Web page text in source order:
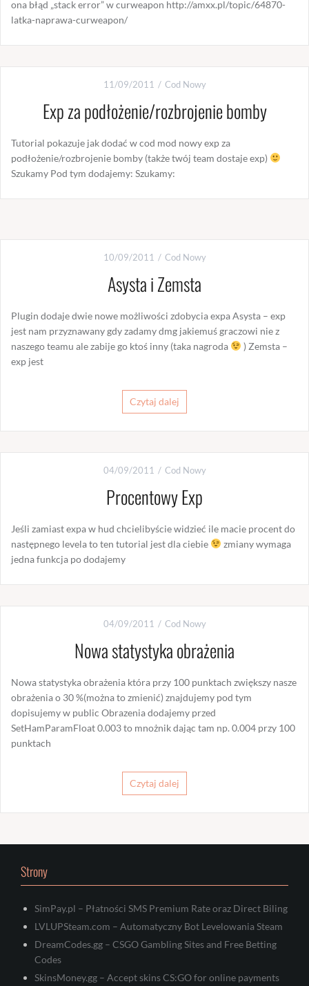
ona błąd „stack error” w curweapon http://amxx.pl/topic/64870-
latka-naprawa-curweapon/
11/09/2011 Cod Nowy
Exp za podłożenie/rozbrojenie bomby
Tutorial pokazuje jak dodać w cod mod nowy exp za
podłożenie/rozbrojenie bomby (także twój team dostaje exp)
Szukamy Pod tym dodajemy: Szukamy:
10/09/2011 Cod Nowy
Asysta i Zemsta
Plugin dodaje dwie nowe możliwości zdobycia expa Asysta – exp
jest nam przyznawany gdy zadamy dmg jakiemuś graczowi nie z
naszego teamu ale zabije go ktoś inny (taka nagroda
) Zemsta –
exp jest
Czytaj dalej
04/09/2011 Cod Nowy
Procentowy Exp
Jeśli zamiast expa w hud chcielibyście widzieć ile macie procent do
następnego levela to ten tutorial jest dla ciebie
zmiany wymaga
jedna funkcja po dodajemy
04/09/2011 Cod Nowy
Nowa statystyka obrażenia
Nowa statystyka obrażenia która przy 100 punktach zwiększy nasze
obrażenia o 30 %(można to zmienić) znajdujemy pod tym
dopisujemy w public Obrazenia dodajemy przed
SetHamParamFloat 0.003 to mnożnik dając tam np. 0.004 przy 100
punktach
Czytaj dalej
Strony
SimPay.pl – Płatności SMS Premium Rate oraz Direct Biling
LVLUPSteam.com – Automatyczny Bot Levelowania Steam
DreamCodes.gg – CSGO Gambling Sites and Free Betting
Codes
SkinsMoney.gg – Accept skins CS:GO for online payments